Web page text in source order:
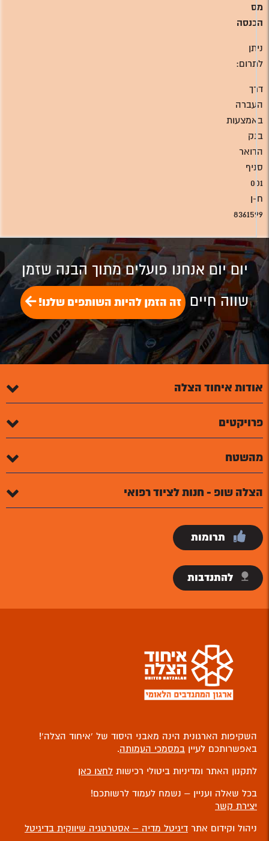
מס
הכנסה
ניתן
לתרום:
דרך
העברה
באמצעות
בנק
הדואר
סניף
001
ח-ן
8361599
יום יום אנחנו פועלים מתוך הבנה שזמן
שווה חיים זה הזמן להיות השותפים שלנו!
אודות איחוד הצלה
פרויקטים
מהשטח
הצלה שופ - חנות לציוד רפואי
תרומות
להתנדבות
השקיפות הארגונית הינה מאבני היסוד של ‘איחוד הצלה’!
באפשרותכם לעיין במסמכי העמותה.
לתקנון האתר ומדיניות ביטולי רכישות לחצו כאן
בכל שאלה ועניין – נשמח לעמוד לרשותכם!
יצירת קשר
ניהול וקידום אתר דיגיטל מדיה – אסטרטגיה שיווקית בדיגיטל